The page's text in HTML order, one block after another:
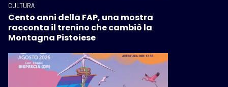
CULTURA
Cento anni della FAP, una mostra
racconta il trenino che cambiò la
Montagna Pistoiese